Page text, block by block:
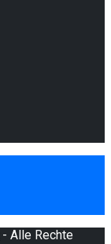
- Alle Rechte